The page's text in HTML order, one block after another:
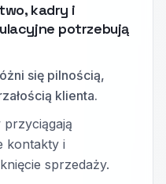
kadry i
potrzebują
się pilnością,
klienta.
kontakty i
sprzedaży.